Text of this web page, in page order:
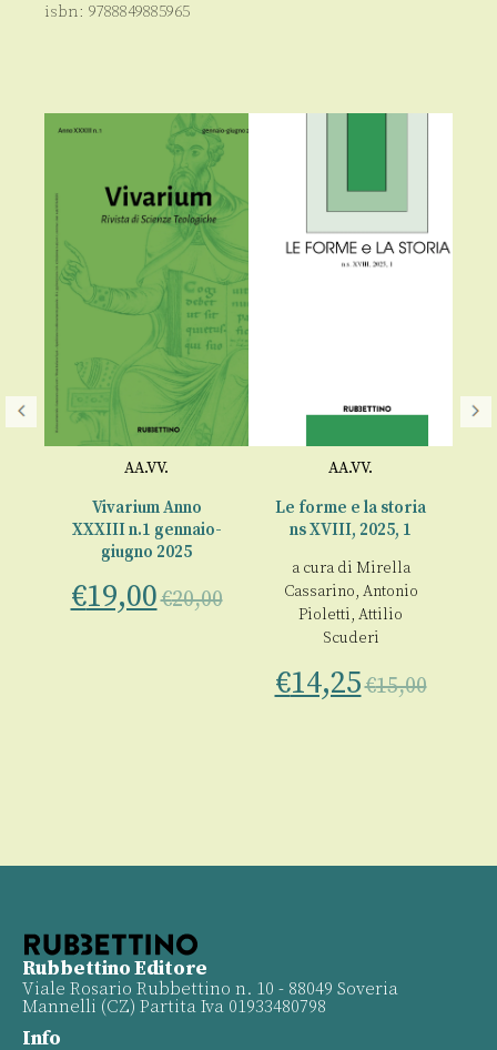
isbn: 9788849885965
AA.VV.
Vivarium Anno
XXXIII n.1 gennaio-
giugno 2025
€19,00€20,00
AA.VV.
Le forme e la storia
ns XVIII, 2025, 1
a cura di Mirella
Cassarino, Antonio
Pioletti, Attilio
Scuderi
€14,25€15,00
Rubbettino Editore
Viale Rosario Rubbettino n. 10 - 88049 Soveria
Mannelli (CZ) Partita Iva 01933480798
Info